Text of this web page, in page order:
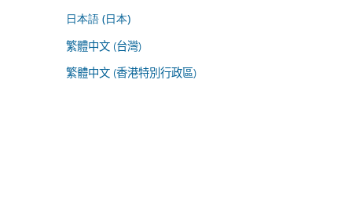
日本語 (日本)
繁體中文 (台灣)
繁體中文 (香港特別行政區)